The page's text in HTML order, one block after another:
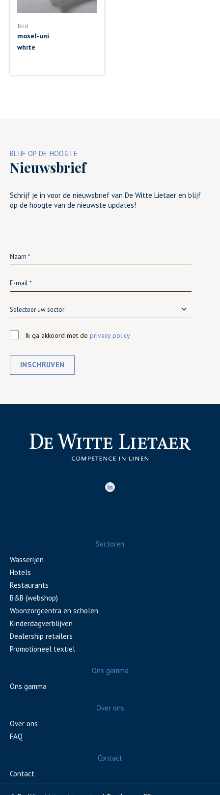
Bed
mosel-uni
white
BLIJF OP DE HOOGTE
Nieuwsbrief
Schrijf je in voor de nieuwsbrief van De Witte Lietaer en blijf
op de hoogte van de nieuwste updates!
Selecteer uw sector
Ik ga akkoord met de privacy policy
INSCHRIJVEN
Sectoren
Wasserijen
Hotels
Restaurants
B&B (webshop)
Woonzorgcentra en scholen
Kinderdagverblijven
Dealership retailers
Promotioneel textiel
Ons gamma
Ons gamma
Over ons
Over ons
FAQ
Contact
Contact